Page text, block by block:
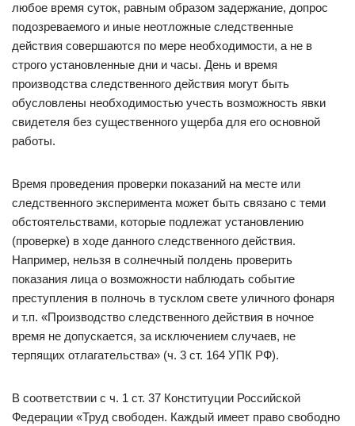
любое время суток, равным образом задержание, допрос
подозреваемого и иные неотложные следственные
действия совершаются по мере необходимости, а не в
строго установленные дни и часы. День и время
производства следственного действия могут быть
обусловлены необходимостью учесть возможность явки
свидетеля без существенного ущерба для его основной
работы.
Время проведения проверки показаний на месте или
следственного эксперимента может быть связано с теми
обстоятельствами, которые подлежат установлению
(проверке) в ходе данного следственного действия.
Например, нельзя в солнечный полдень проверить
показания лица о возможности наблюдать событие
преступления в полночь в тусклом свете уличного фонаря
и т.п. «Производство следственного действия в ночное
время не допускается, за исключением случаев, не
терпящих отлагательства» (ч. 3 ст. 164 УПК РФ).
В соответствии с ч. 1 ст. 37 Конституции Российской
Федерации «Труд свободен. Каждый имеет право свободно